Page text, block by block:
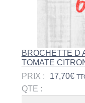
BROCHETTE D
TOMATE
PRIX :
17,70€
QTE :